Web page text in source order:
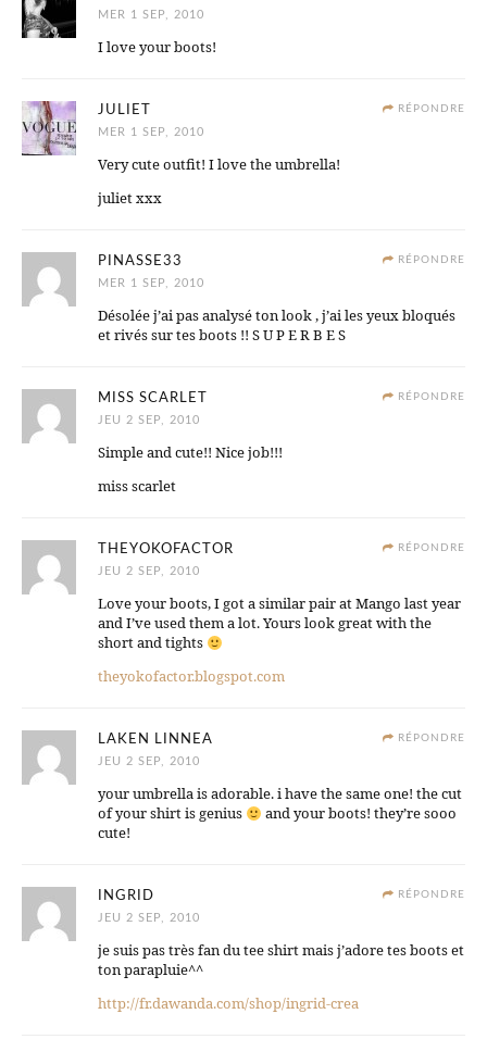
MER 1 SEP, 2010
I love your boots!
RÉPONDRE
JULIET
MER 1 SEP, 2010
Very cute outfit! I love the umbrella!
juliet xxx
RÉPONDRE
PINASSE33
MER 1 SEP, 2010
Désolée j’ai pas analysé ton look , j’ai les yeux bloqués
et rivés sur tes boots !! S U P E R B E S
RÉPONDRE
MISS SCARLET
JEU 2 SEP, 2010
Simple and cute!! Nice job!!!
miss scarlet
RÉPONDRE
THEYOKOFACTOR
JEU 2 SEP, 2010
Love your boots, I got a similar pair at Mango last year
and I’ve used them a lot. Yours look great with the
short and tights
theyokofactor.blogspot.com
RÉPONDRE
LAKEN LINNEA
JEU 2 SEP, 2010
your umbrella is adorable. i have the same one! the cut
of your shirt is genius
and your boots! they’re sooo
cute!
RÉPONDRE
INGRID
JEU 2 SEP, 2010
je suis pas très fan du tee shirt mais j’adore tes boots et
ton parapluie^^
http://fr.dawanda.com/shop/ingrid-crea